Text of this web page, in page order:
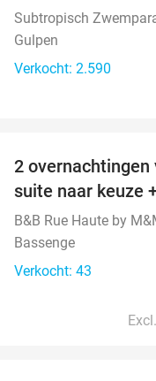
Subtropisch
Gulpen
Verkocht: 2.590
2 overnachtingen
suite naar keuze
B&B Rue Haute by
Bassenge
Verkocht: 43